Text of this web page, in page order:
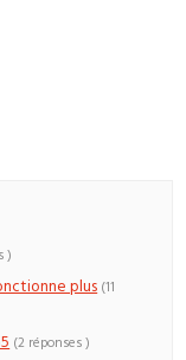
)
plus (11
(2 réponses )